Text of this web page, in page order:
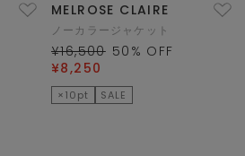
MELROSE CLAIRE
ノーカラージャケット
¥16,500 50 % OFF
¥8,250
×10pt SALE